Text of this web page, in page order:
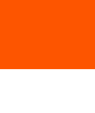
आकर्षण हैं।
करना चाहते हों, या
लेना चाहते हों।